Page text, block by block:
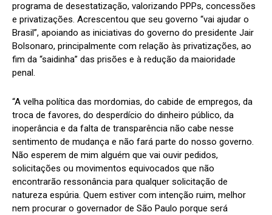
programa de desestatização, valorizando PPPs, concessões
e privatizações. Acrescentou que seu governo “vai ajudar o
Brasil”, apoiando as iniciativas do governo do presidente Jair
Bolsonaro, principalmente com relação às privatizações, ao
fim da “saidinha” das prisões e à redução da maioridade
penal.
“A velha política das mordomias, do cabide de empregos, da
troca de favores, do desperdício do dinheiro público, da
inoperância e da falta de transparência não cabe nesse
sentimento de mudança e não fará parte do nosso governo.
Não esperem de mim alguém que vai ouvir pedidos,
solicitações ou movimentos equivocados que não
encontrarão ressonância para qualquer solicitação de
natureza espúria. Quem estiver com intenção ruim, melhor
nem procurar o governador de São Paulo porque será